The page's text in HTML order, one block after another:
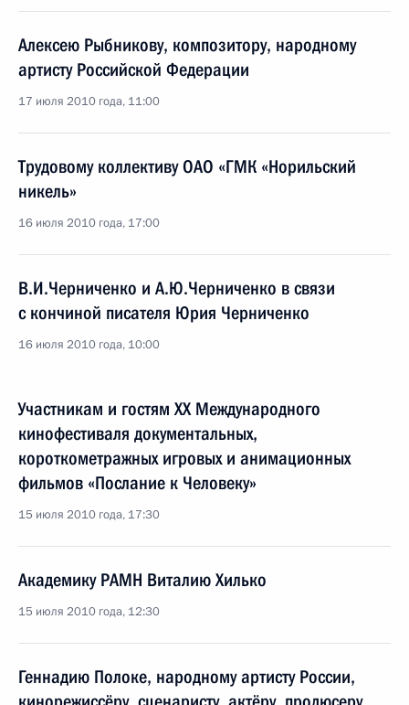
Алексею Рыбникову, композитору, народному
артисту Российской Федерации
17 июля 2010 года, 11:00
Трудовому коллективу ОАО «ГМК «Норильский
никель»
16 июля 2010 года, 17:00
В.И.Черниченко и А.Ю.Черниченко в связи
с кончиной писателя Юрия Черниченко
16 июля 2010 года, 10:00
Участникам и гостям ХХ Международного
кинофестиваля документальных,
короткометражных игровых и анимационных
фильмов «Послание к Человеку»
15 июля 2010 года, 17:30
Академику РАМН Виталию Хилько
15 июля 2010 года, 12:30
Геннадию Полоке, народному артисту России,